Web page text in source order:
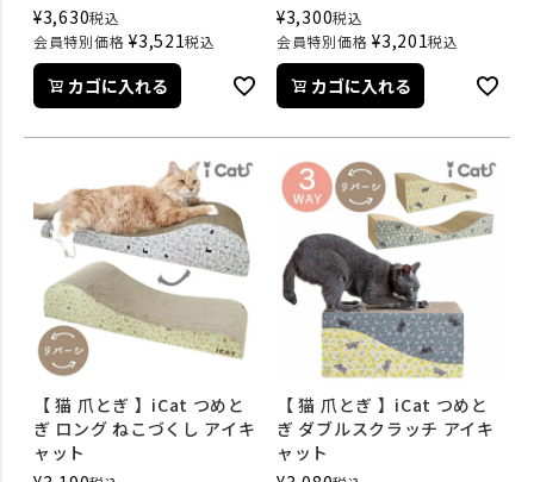
¥3,630税込
会員特別価格 ¥3,521税込
カゴに入れる
¥3,300税込
会員特別価格 ¥3,201税込
カゴに入れる
【 猫 爪とぎ 】iCat つめと
ぎ ロング ねこづくし アイキ
ャット
【 猫 爪とぎ 】iCat つめと
ぎ ダブルスクラッチ アイキ
ャット